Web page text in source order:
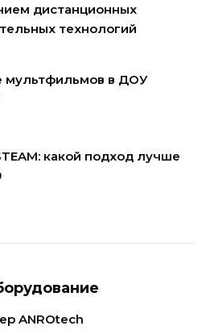
дистанционных
технологий
мультфильмов в ДОУ
какой подход лучше
ANROtech